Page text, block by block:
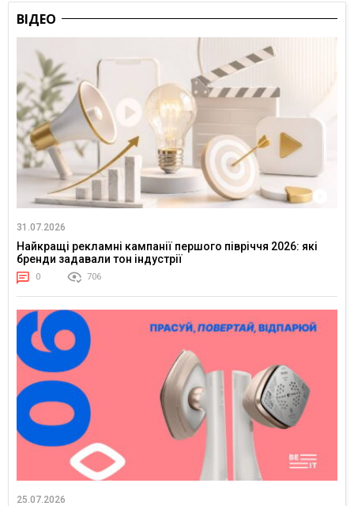
ВІДЕО
31.07.2026
Найкращі рекламні кампанії першого півріччя 2026: які
бренди задавали тон індустрії
0 706
25.07.2026